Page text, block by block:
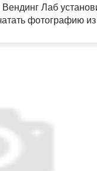
Лаб
фотографию